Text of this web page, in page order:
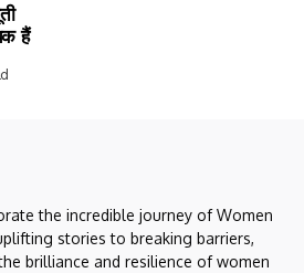
हैं
the incredible journey of Women
stories to breaking barriers,
brilliance and resilience of women